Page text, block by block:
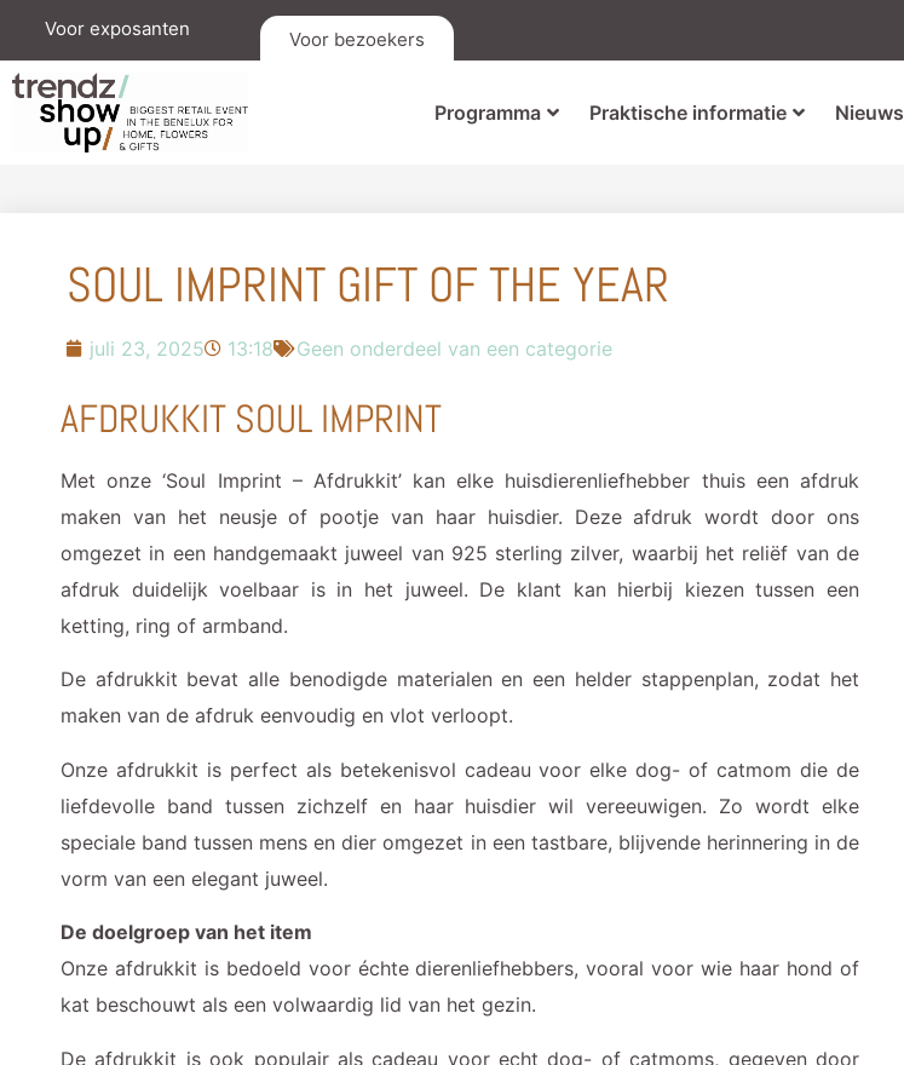
Voor exposanten Voor bezoekers
Programma Praktische informatie Nieuws
SOUL IMPRINT GIFT OF THE YEAR
juli 23, 2025 13:18 Geen onderdeel van een categorie
AFDRUKKIT SOUL IMPRINT
Met onze ‘Soul Imprint – Afdrukkit’ kan elke huisdierenliefhebber thuis een afdruk
maken van het neusje of pootje van haar huisdier. Deze afdruk wordt door ons
omgezet in een handgemaakt juweel van 925 sterling zilver, waarbij het reliëf van de
afdruk duidelijk voelbaar is in het juweel. De klant kan hierbij kiezen tussen een
ketting, ring of armband.
De afdrukkit bevat alle benodigde materialen en een helder stappenplan, zodat het
maken van de afdruk eenvoudig en vlot verloopt.
Onze afdrukkit is perfect als betekenisvol cadeau voor elke dog- of catmom die de
liefdevolle band tussen zichzelf en haar huisdier wil vereeuwigen. Zo wordt elke
speciale band tussen mens en dier omgezet in een tastbare, blijvende herinnering in de
vorm van een elegant juweel.
De doelgroep van het item
Onze afdrukkit is bedoeld voor échte dierenliefhebbers, vooral voor wie haar hond of
kat beschouwt als een volwaardig lid van het gezin.
De afdrukkit is ook populair als cadeau voor echt dog- of catmoms, gegeven door